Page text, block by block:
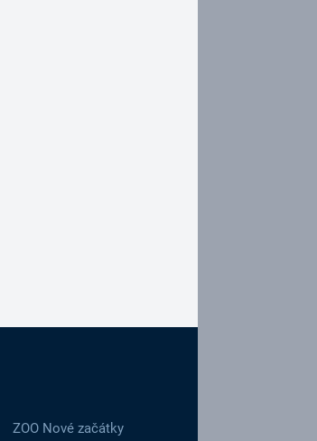
ZOO Nové začátky